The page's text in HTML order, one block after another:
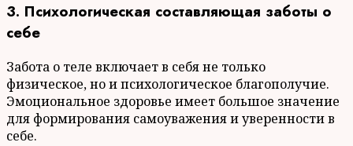
3. Психологическая составляющая заботы о
себе
Забота о теле включает в себя не только
физическое, но и психологическое благополучие.
Эмоциональное здоровье имеет большое значение
для формирования самоуважения и уверенности в
себе.